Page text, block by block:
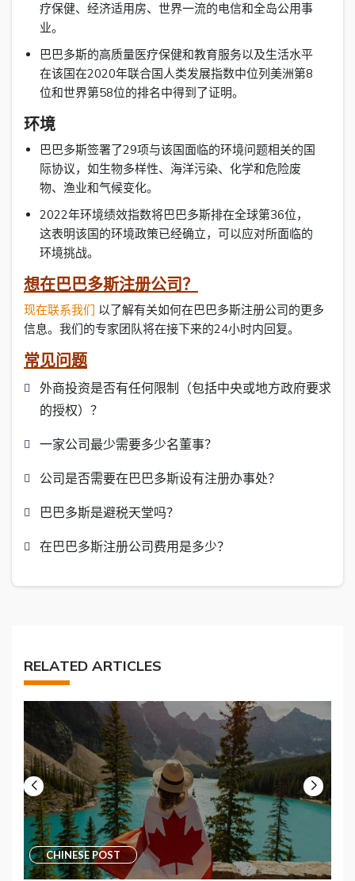
疗保健、经济适用房、世界一流的电信和全岛公用事
业。
巴巴多斯的高质量医疗保健和教育服务以及生活水平
在该国在2020年联合国人类发展指数中位列美洲第8
位和世界第58位的排名中得到了证明。
环境
巴巴多斯签署了29项与该国面临的环境问题相关的国
际协议，如生物多样性、海洋污染、化学和危险废
物、渔业和气候变化。
2022年环境绩效指数将巴巴多斯排在全球第36位，
这表明该国的环境政策已经确立，可以应对所面临的
环境挑战。
想在巴巴多斯注册公司？
现在联系我们 以了解有关如何在巴巴多斯注册公司的更多
信息。我们的专家团队将在接下来的24小时内回复。
常见问题
外商投资是否有任何限制（包括中央或地方政府要求
的授权）？
一家公司最少需要多少名董事？
公司是否需要在巴巴多斯设有注册办事处？
巴巴多斯是避税天堂吗？
在巴巴多斯注册公司费用是多少？
RELATED ARTICLES
CHINESE POST